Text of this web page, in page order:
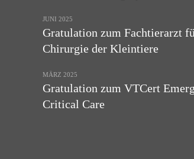
JUNI 2025
Gratulation zum Fachtierarzt
Chirurgie der Kleintiere
MÄRZ 2025
Gratulation zum VTCert
Critical Care